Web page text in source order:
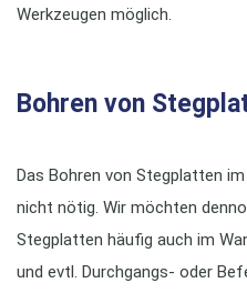
Werkzeugen möglich.
Bohren von
Das Bohren von Stegplatten
nicht nötig. Wir möchten
Stegplatten häufig auch im
und evtl. Durchgangs- oder